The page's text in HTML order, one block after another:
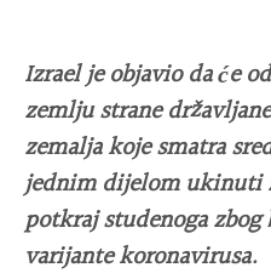
Izrael je objavio da će
zemlju strane
zemalja koje smatra
jednim dijelom ukinuti
potkraj studenoga
varijante koronavirusa.